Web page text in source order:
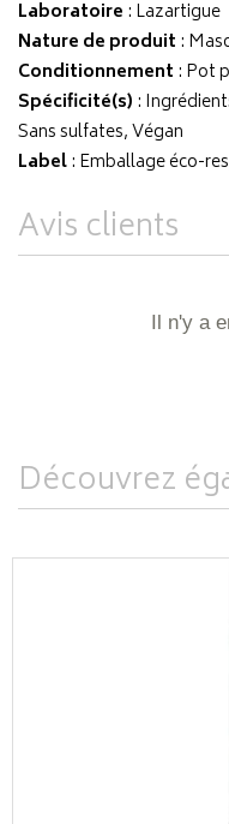
Laboratoire : Lazartigue
Nature de produit :
Conditionnement : Pot
Spécificité(s) :
Sans sulfates, Végan
Label: Emballage éco-
Avis clients
Il n'y a
Découvrez